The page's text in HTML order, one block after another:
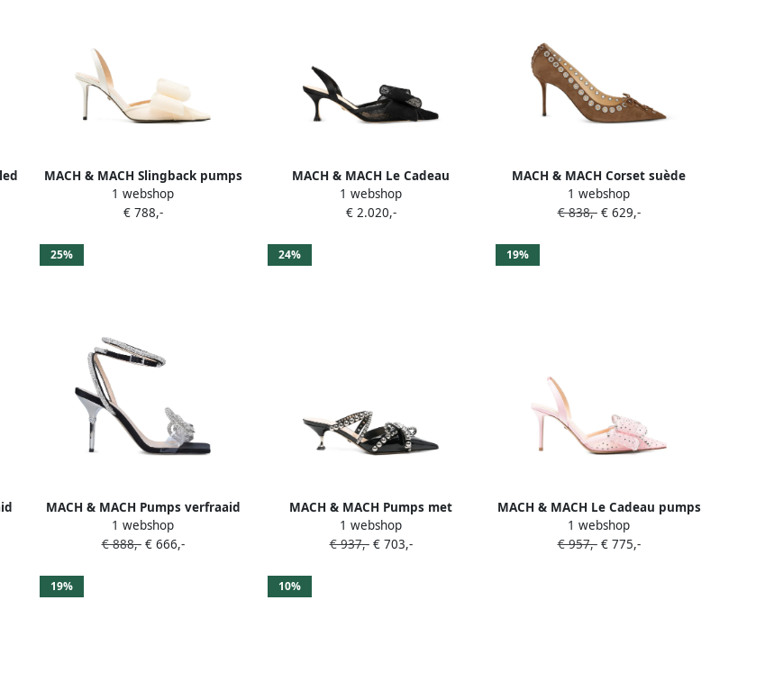
MACH & MACH Slingback pumps
met strikdetail Beige
1 webshop
€ 788,-
MACH & MACH Le Cadeau
slingback pumps Zwart
1 webshop
€ 2.020,-
MACH & MACH Corset suède
pumps met puntige neus en
kristallen Bruin
1 webshop
€ 838,-€ 629,-
25%
MACH & MACH Pumps verfraaid
met kristallen Wit
1 webshop
€ 888,-€ 666,-
24%
MACH & MACH Pumps met
strikdetail en studs Zwart
1 webshop
€ 937,-€ 703,-
19%
MACH & MACH Le Cadeau pumps
verfraaid met strik Roze
1 webshop
€ 957,-€ 775,-
19% 10%